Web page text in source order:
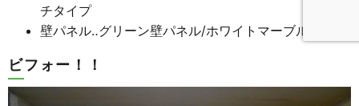
チタイプ
壁パネル‥グリーン壁パネル/ホワイトマーブル
ビフォー！！